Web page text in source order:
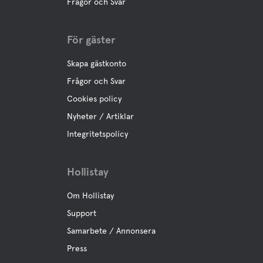
Husdjursvänligt
Hundrastgård
Hunddusch
Rastområde
Cykeluthyrning
Tennis
I Båstads finns det 20 tennisbanor och padelbana
Mini-golf
För gäster
Skapa gästkonto
Frågor och Svar
Cookies policy
Nyheter / Artiklar
Integritetspolicy
Hollistay
Om Hollistay
Support
Samarbete / Annonsera
Press